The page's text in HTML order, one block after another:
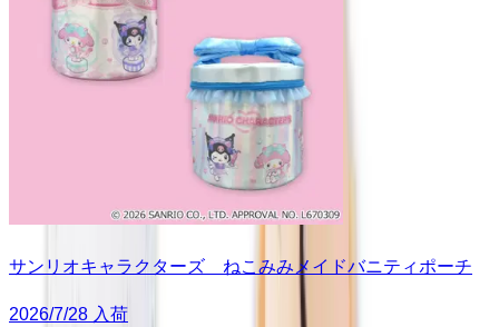
サンリオキャラクターズ ねこみみメイドバニティポーチ
2026/7/28 入荷